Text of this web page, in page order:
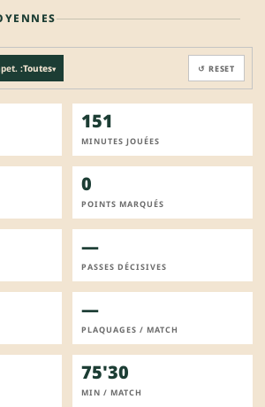
:Toutes▾ ↺ RESET
151
MINUTES JOUÉES
0
POINTS MARQUÉS
—
PASSES DÉCISIVES
—
PLAQUAGES / MATCH
75'30
MIN / MATCH